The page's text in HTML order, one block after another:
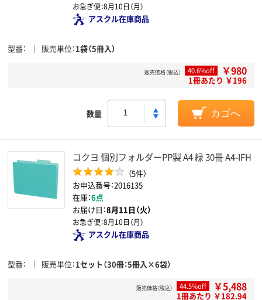
お急ぎ便：8月10日（月）
アスクル在庫商品
型番 販売単位 1袋（5冊入）
販売価格（税込） 40.6%off ￥980
1冊あたり ￥196
数量 カゴへ
コクヨ 個別フォルダーPP製 A4 緑 30冊 A4-IFH
（5件）
お申込番号：2016135
在庫：6点
お届け日：8月11日（火）
お急ぎ便：8月10日（月）
アスクル在庫商品
型番 販売単位 1セット（30冊：5冊入×6袋）
販売価格（税込） 44.5%off ￥5,488
1冊あたり ￥182.94